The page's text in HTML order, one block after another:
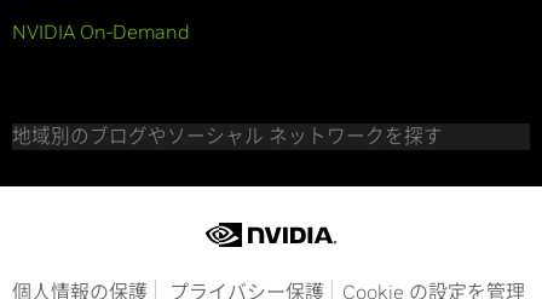
NVIDIA On-Demand
地域別のブログやソーシャル ネットワークを探す
個人情報の保護 プライバシー保護 Cookie の設定を管理